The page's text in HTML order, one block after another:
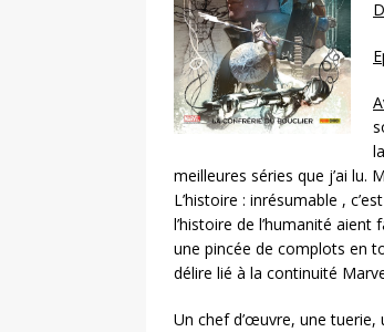
meilleures séries que j’ai lu.
L’histoire : inrésumable ,
l’histoire de l’humanité
une pincée de complots en
délire lié à la continuité
Un chef d’œuvre, une